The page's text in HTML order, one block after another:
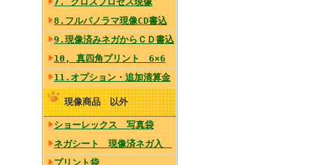
8.フルパノラマ現像CD書込
9.現像済みネガからＣＤ書込
10, 真四角プリント 6×6
11.オプション・追加清算金
現像商品 以外
ショーレックス 写真袋
ネガシート 現像済ネガ入
プリント袋